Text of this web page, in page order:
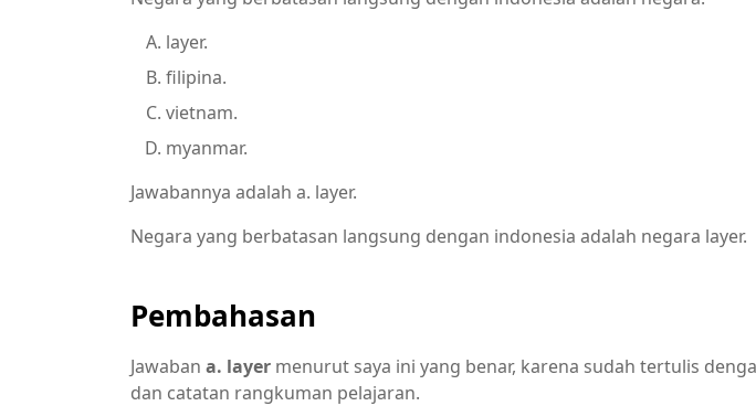
layer.
filipina.
vietnam.
myanmar.
Jawabannya adalah a. layer.
Negara yang berbatasan langsung dengan indonesia adalah negara layer.
Pembahasan
Jawaban a. layer menurut saya ini yang benar, karena sudah tertulis
dan catatan rangkuman pelajaran.